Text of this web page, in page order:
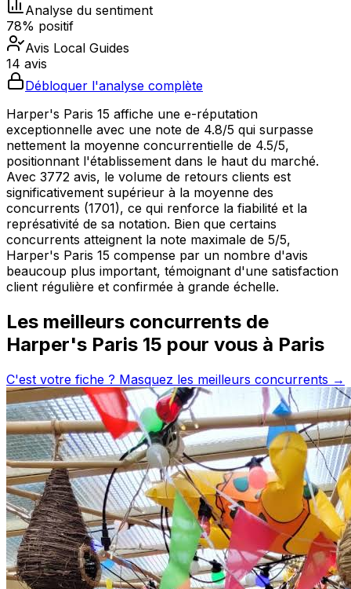
Analyse du sentiment
78% positif
Avis Local Guides
14 avis
Débloquer l'analyse complète
Harper's Paris 15 affiche une e-réputation
exceptionnelle avec une note de 4.8/5 qui surpasse
nettement la moyenne concurrentielle de 4.5/5,
positionnant l'établissement dans le haut du marché.
Avec 3772 avis, le volume de retours clients est
significativement supérieur à la moyenne des
concurrents (1701), ce qui renforce la fiabilité et la
représativité de sa notation. Bien que certains
concurrents atteignent la note maximale de 5/5,
Harper's Paris 15 compense par un nombre d'avis
beaucoup plus important, témoignant d'une satisfaction
client régulière et confirmée à grande échelle.
Les meilleurs concurrents de
Harper's Paris 15 pour vous à Paris
C'est votre fiche ? Masquez les meilleurs concurrents →